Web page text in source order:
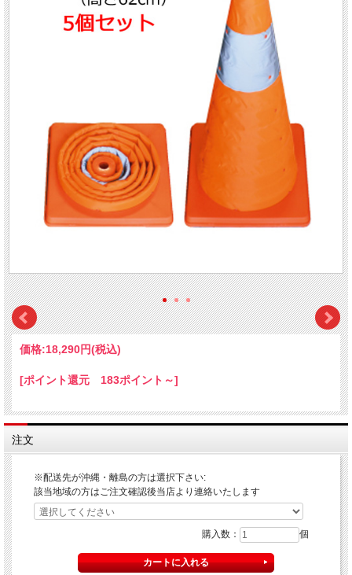
価格:18,290円(税込)
[ポイント還元 183ポイント～]
注文
※配送先が沖縄・離島の方は選択下さい:
該当地域の方はご注文確認後当店より連絡いたします
購入数： 個